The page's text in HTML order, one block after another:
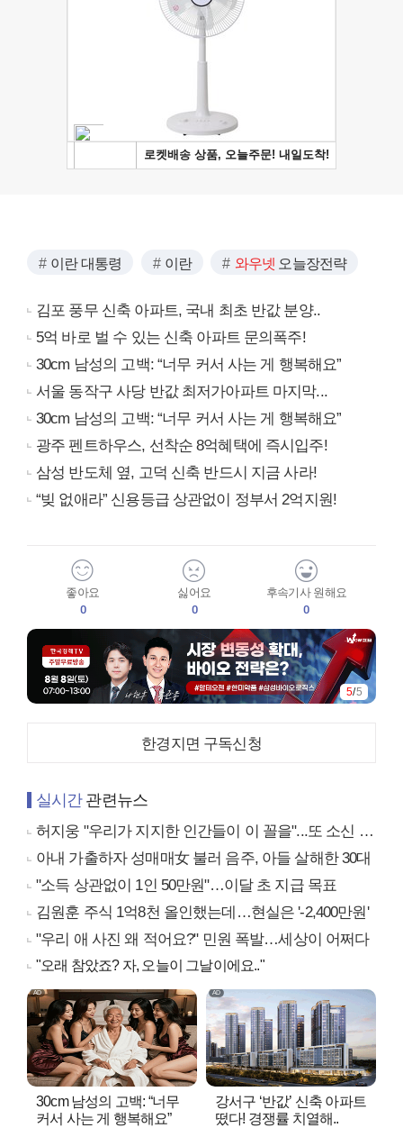
이란 대통령 이란 와우넷 오늘장전략
김포 풍무 신축 아파트, 국내 최초 반값 분양..
5억 바로 벌 수 있는 신축 아파트 문의폭주!
30cm 남성의 고백: “너무 커서 사는 게 행복해요”
서울 동작구 사당 반값 최저가아파트 마지막...
30cm 남성의 고백: “너무 커서 사는 게 행복해요”
광주 펜트하우스, 선착순 8억혜택에 즉시입주!
삼성 반도체 옆, 고덕 신축 반드시 지금 사라!
“빚 없애라” 신용등급 상관없이 정부서 2억지원!
좋아요
0
싫어요
0
후속기사 원해요
0
5/5
한경지면 구독신청
실시간관련뉴스
허지웅 "우리가 지지한 인간들이 이 꼴을"...또 소신 발언
아내 가출하자 성매매女 불러 음주, 아들 살해한 30대
"소득 상관없이 1인 50만원"…이달 초 지급 목표
김원훈 주식 1억8천 올인했는데…현실은 '-2,400만원'
"우리 애 사진 왜 적어요?" 민원 폭발…세상이 어쩌다
"오래 참았죠? 자, 오늘이 그날이에요.."
30cm 남성의 고백: “너무
커서 사는 게 행복해요”
강서구 ‘반값’ 신축 아파트
떴다! 경쟁률 치열해..